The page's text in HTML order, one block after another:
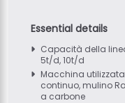
Capacità della
5t/d, 10t/d
Macchina
continuo, mulino
a carbone